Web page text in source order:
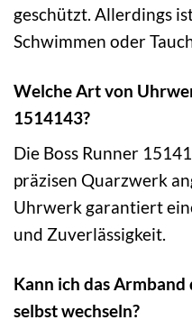
geschützt. Allerdings
Schwimmen oder
Welche Art von
1514143?
Die Boss Runner
präzisen Quarzwerk
Uhrwerk garantiert
und Zuverlässigkeit.
Kann ich das
selbst wechseln?